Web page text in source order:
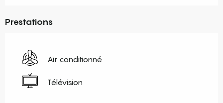
Prestations
Air conditionné
Télévision